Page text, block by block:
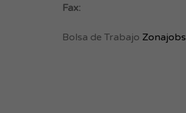
Fax:
Bolsa de Trabajo Zonajobs